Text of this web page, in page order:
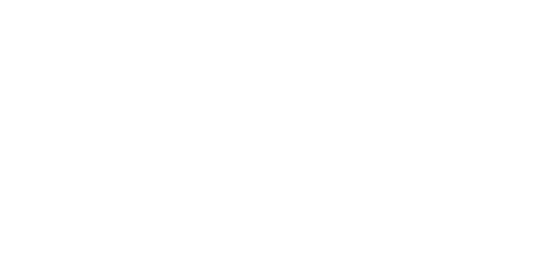
Портал свежих новостей политики и бизнеса